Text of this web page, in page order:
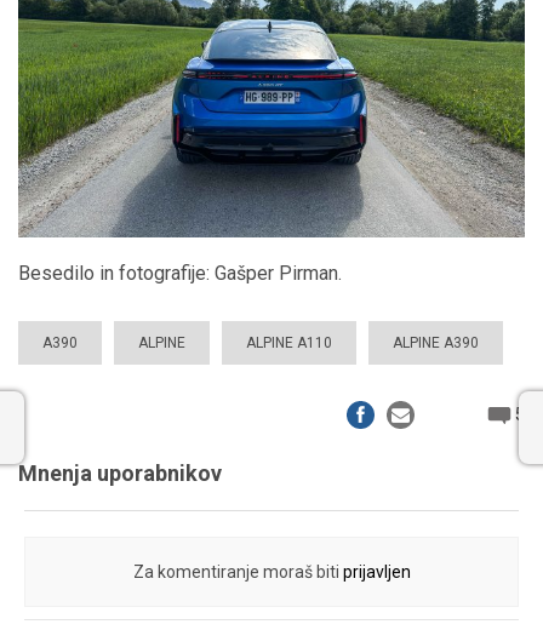
Besedilo in fotografije: Gašper Pirman.
A390 ALPINE ALPINE A110 ALPINE A390
5
Mnenja uporabnikov
Za komentiranje moraš biti prijavljen